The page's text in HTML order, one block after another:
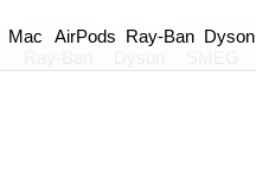
Dyson
AirPods Ray-Ban
Mac